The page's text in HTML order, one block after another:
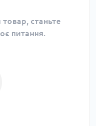
станьте
питання.